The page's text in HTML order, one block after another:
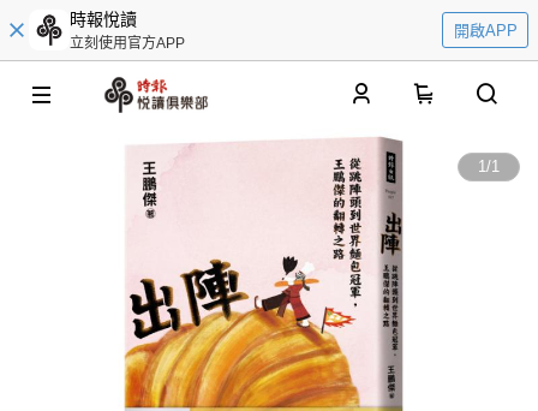
時報悅讀
立刻使用官方APP
開啟APP
1/1